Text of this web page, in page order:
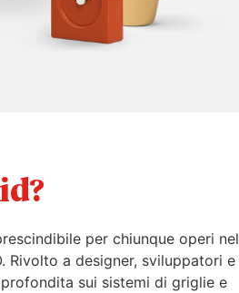
per chiunque operi nel
Rivolto a designer, sviluppatori e
sui sistemi di griglie e